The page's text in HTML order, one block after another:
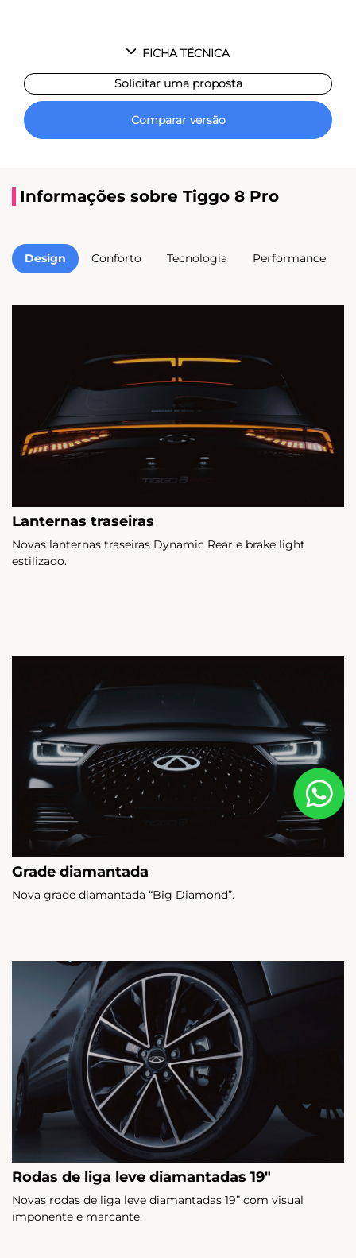
FICHA TÉCNICA
Solicitar uma proposta
Comparar versão
Informações sobre Tiggo 8 Pro
Design Conforto Tecnologia Performance
Lanternas traseiras
Novas lanternas traseiras Dynamic Rear e brake light
estilizado.
Grade diamantada
Nova grade diamantada “Big Diamond”.
Rodas de liga leve diamantadas 19"
Novas rodas de liga leve diamantadas 19” com visual
imponente e marcante.